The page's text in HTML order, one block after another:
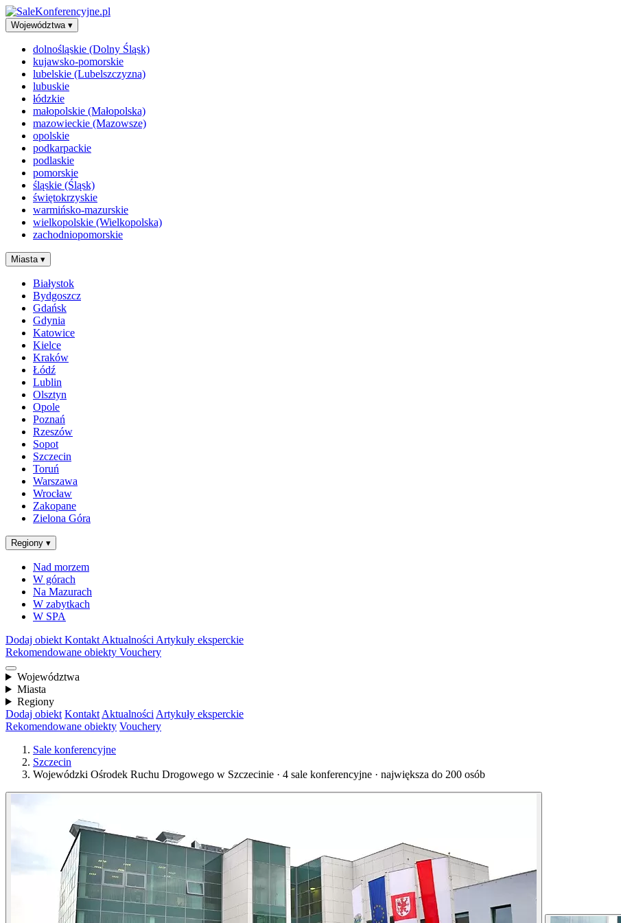
Województwa ▾
dolnośląskie (Dolny Śląsk)
kujawsko-pomorskie
lubelskie (Lubelszczyzna)
lubuskie
łódzkie
małopolskie (Małopolska)
mazowieckie (Mazowsze)
opolskie
podkarpackie
podlaskie
pomorskie
śląskie (Śląsk)
świętokrzyskie
warmińsko-mazurskie
wielkopolskie (Wielkopolska)
zachodniopomorskie
Miasta ▾
Białystok
Bydgoszcz
Gdańsk
Gdynia
Katowice
Kielce
Kraków
Łódź
Lublin
Olsztyn
Opole
Poznań
Rzeszów
Sopot
Szczecin
Toruń
Warszawa
Wrocław
Zakopane
Zielona Góra
Regiony ▾
Nad morzem
W górach
Na Mazurach
W zabytkach
W SPA
Dodaj obiekt Kontakt Aktualności Artykuły eksperckie
Rekomendowane obiekty Vouchery
Województwa
Miasta
Regiony
Dodaj obiekt Kontakt Aktualności Artykuły eksperckie
Rekomendowane obiekty Vouchery
Sale konferencyjne
Szczecin
Wojewódzki Ośrodek Ruchu Drogowego w Szczecinie · 4 sale konferencyjne · największa do 200 osób